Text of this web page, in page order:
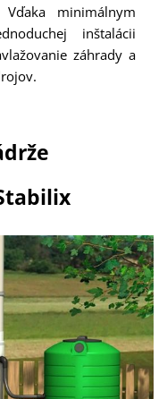
minimálnym
inštalácii
záhrady a